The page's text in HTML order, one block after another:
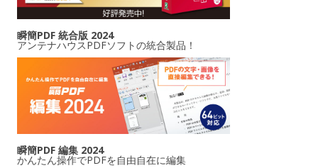
瞬簡PDF 統合版 2024
アンテナハウスPDFソフトの統合製品！
瞬簡PDF 編集 2024
かんたん操作でPDFを自由自在に編集